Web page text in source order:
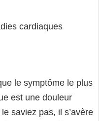
le symptôme le plus
est une douleur
saviez pas, il s’avère